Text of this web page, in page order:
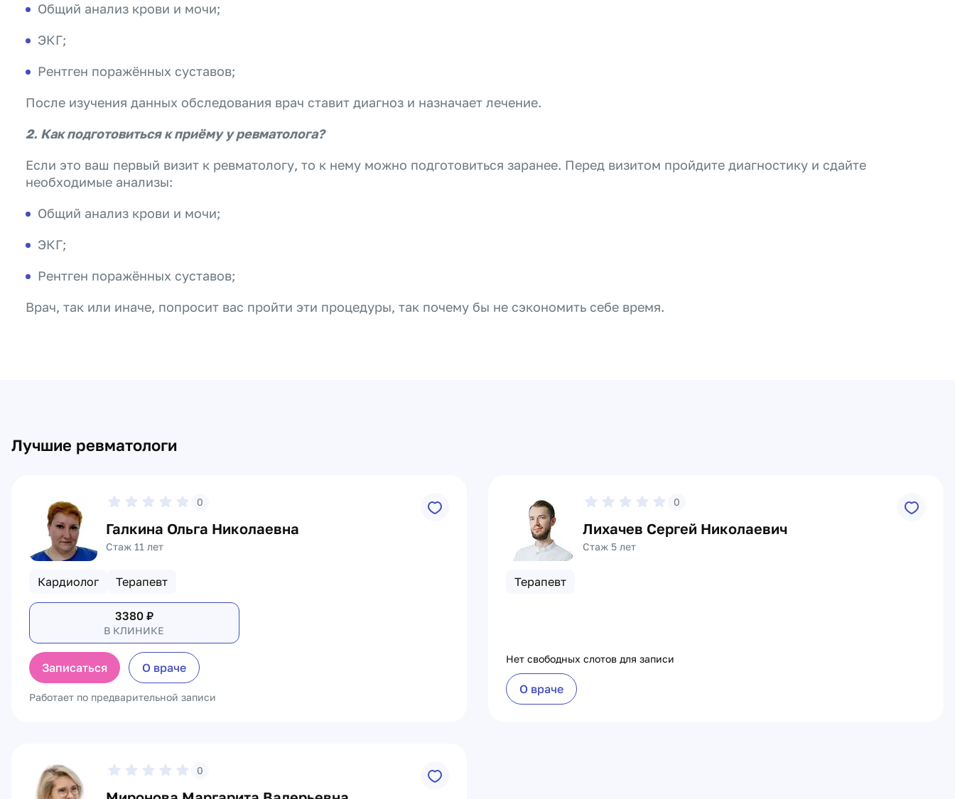
Общий анализ крови и мочи;
ЭКГ;
Рентген поражённых суставов;
После изучения данных обследования врач ставит диагноз и назначает лечение.
2. Как подготовиться к приёму у ревматолога?
Если это ваш первый визит к ревматологу, то к нему можно подготовиться заранее. Перед визитом пройдите диагностику и сдайте
необходимые анализы:
Общий анализ крови и мочи;
ЭКГ;
Рентген поражённых суставов;
Врач, так или иначе, попросит вас пройти эти процедуры, так почему бы не сэкономить себе время.
Лучшие ревматологи
0
Галкина Ольга Николаевна
Стаж 11 лет
Кардиолог Терапевт
3380₽
В КЛИНИКЕ
Записаться О враче
Работает по предварительной записи
0
Лихачев Сергей Николаевич
Стаж 5 лет
Терапевт
Нет свободных слотов для записи
О враче
0